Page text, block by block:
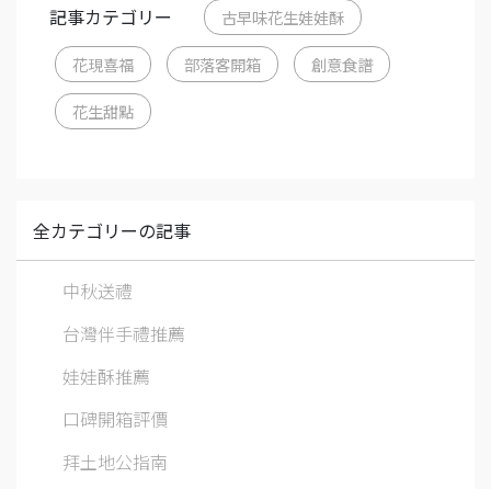
記事カテゴリー 古早味花生娃娃酥
花現喜福 部落客開箱 創意食譜
花生甜點
全カテゴリーの記事
中秋送禮
台灣伴手禮推薦
娃娃酥推薦
口碑開箱評價
拜土地公指南